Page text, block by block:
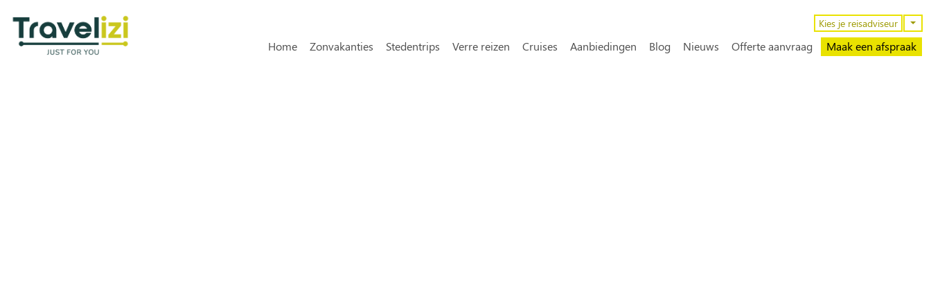
Kies je reisadviseur
Hoofdnavigatie
Home Zonvakanties Stedentrips Verre reizen Cruises Aanbiedingen Blog Nieuws Offerte aanvraag Maak een afspraak